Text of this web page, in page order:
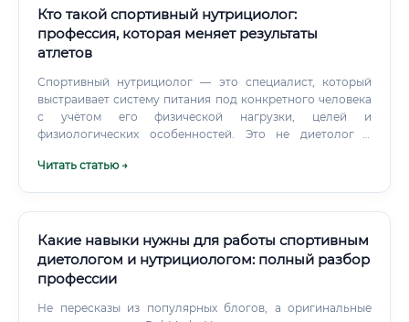
Кто такой спортивный нутрициолог:
профессия, которая меняет результаты
атлетов
Спортивный нутрициолог — это специалист, который
выстраивает систему питания под конкретного человека
с учётом его физической нагрузки, целей и
физиологических особенностей. Это не диетолог в
людьми, и не тренер, который советует «есть больше
Читать статью →
Какие навыки нужны для работы спортивным
диетологом и нутрициологом: полный разбор
профессии
Не пересказы из популярных блогов, а оригинальные